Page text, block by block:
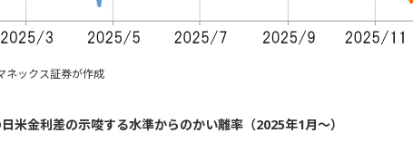
ネックス証券が作成
米金利差の示唆する水準からのかい離率（2025年1月～）